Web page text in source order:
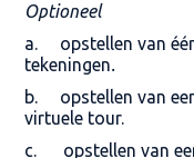
Optioneel
a. opstellen van
tekeningen.
b. opstellen van
virtuele tour.
c. opstellen van